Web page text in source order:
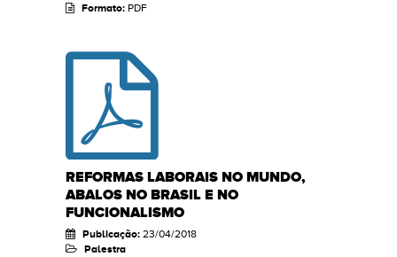
Formato: PDF
REFORMAS LABORAIS NO MUNDO,
ABALOS NO BRASIL E NO
FUNCIONALISMO
Publicação: 23/04/2018
Palestra